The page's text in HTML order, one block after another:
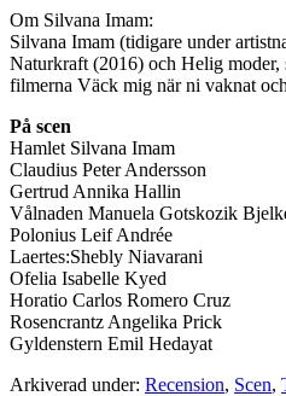
Om Silvana Imam:
Silvana Imam (tidigare under
Naturkraft (2016) och Helig moder,
filmerna Väck mig när ni vaknat
På scen
Hamlet Silvana Imam
Claudius Peter Andersson
Gertrud Annika Hallin
Vålnaden Manuela Gotskozik
Polonius Leif Andrée
Laertes:Shebly Niavarani
Ofelia Isabelle Kyed
Horatio Carlos Romero Cruz
Rosencrantz Angelika Prick
Gyldenstern Emil Hedayat
Arkiverad under: Recension, Scen,